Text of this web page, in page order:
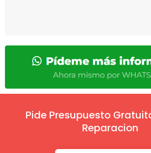
Pide Presupuesto
Reparacion